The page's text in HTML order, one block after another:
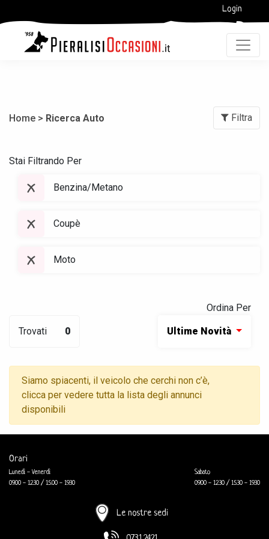
Login
Home > Ricerca Auto Filtra
Stai Filtrando Per
Benzina/Metano
Coupè
Moto
Trovati 0
Ordina Per
Ultime Novità
Siamo spiacenti, il veicolo che cerchi non c’è,
clicca per vedere tutta la lista degli annunci
disponibili
Orari
Lunedì - Venerdì
09.00 - 12.30 / 15.00 - 19.30
Sabato
09.00 - 12.30 / 15.30 - 19.30
Le nostre sedi